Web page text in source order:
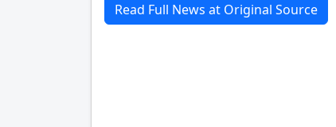
Read Full News at Original Source